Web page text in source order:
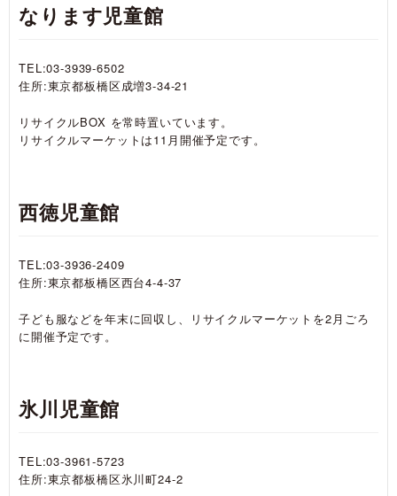
なります児童館
TEL:03-3939-6502
住所:東京都板橋区成増3-34-21
リサイクルBOX を常時置いています。
リサイクルマーケットは11月開催予定です。
西徳児童館
TEL:03-3936-2409
住所:東京都板橋区西台4-4-37
子ども服などを年末に回収し、リサイクルマーケットを2月ごろ
に開催予定です。
氷川児童館
TEL:03-3961-5723
住所:東京都板橋区氷川町24-2